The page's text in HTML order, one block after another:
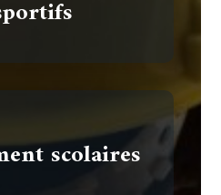
scolaires